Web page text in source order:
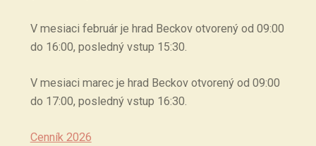
V mesiaci február je hrad Beckov otvorený od 09:00
do 16:00, posledný vstup 15:30.
V mesiaci marec je hrad Beckov otvorený od 09:00
do 17:00, posledný vstup 16:30.
Cenník 2026